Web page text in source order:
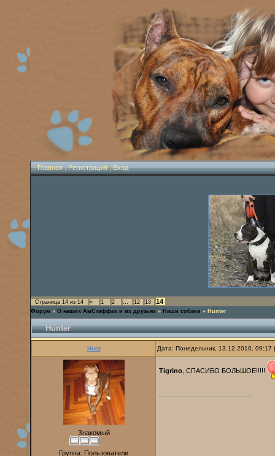
Главная|Регистрация|Вход
Страница 14 из 14 « 1 2 … 12 13 14
Форум » О наших АмСтаффах и их друзьях » Наши собаки » Hunter
Hunter
Hunt Дата: Понедельник, 13.12.2010,
Знакомый
Группа: Пользователи
Tigrino , СПАСИБО БОЛЬШОЕ!!!!!